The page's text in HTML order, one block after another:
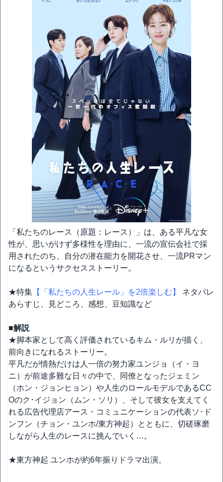
「私たちのレース（原題：レース）」は、ある平凡な女
性が、思いがけず多様性を理由に、一流の宣伝会社で採
用されたのち、自分の潜在能力を開花させ、一流PRマン
になるというサクセスストーリー。
★特集 【「私たちの人生レール」を2倍楽しむ】
ネタバレ
あらすじ、見どころ、感想、豆知識など
■解説
★脚本家として高く評価されているキム・ルリが描く、
前向きになれるストーリー。
平凡だが情熱だけは人一倍の努力家ユンジョ（イ・ヨ
ニ）が前途多難な日々の中で、同僚となったジェミン
（ホン・ジョンヒョン）や人生のロールモデルであるCC
Oのク･イジョン（ムン・ソリ）、そして彼女を支えてく
れる広告代理店アース・コミュニケーションの代表ソ･ド
ンフン（チョン・ユンホ/東方神起）とともに、切磋琢磨
しながら人生のレースに挑んでいく…。
★東方神起 ユンホが約6年振りドラマ出演。